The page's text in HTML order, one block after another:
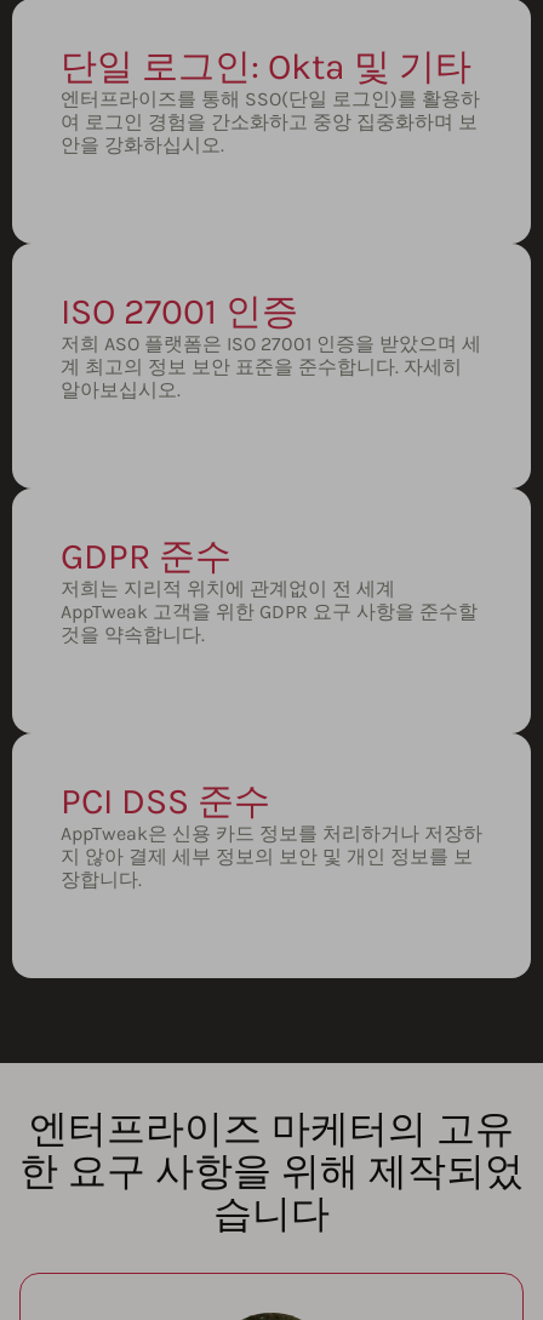
단일 로그인: Okta 및 기타
엔터프라이즈를 통해 SSO(단일 로그인)를 활용하
여 로그인 경험을 간소화하고 중앙 집중화하며 보
안을 강화하십시오.
ISO 27001 인증
저희 ASO 플랫폼은 ISO 27001 인증을 받았으며 세
계 최고의 정보 보안 표준을 준수합니다. 자세히
알아보십시오.
GDPR 준수
저희는 지리적 위치에 관계없이 전 세계
AppTweak 고객을 위한 GDPR 요구 사항을 준수할
것을 약속합니다.
PCI DSS 준수
AppTweak은 신용 카드 정보를 처리하거나 저장하
지 않아 결제 세부 정보의 보안 및 개인 정보를 보
장합니다.
엔터프라이즈 마케터의 고유
한 요구 사항을 위해 제작되었
습니다